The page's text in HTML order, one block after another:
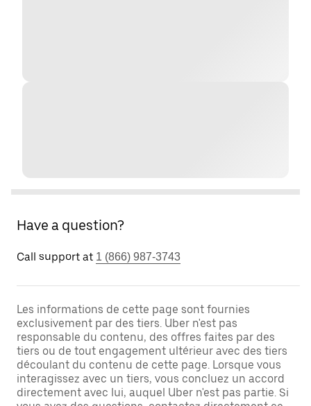
Have a question?
Call support at 1 (866) 987-3743
Les informations de cette page sont fournies
exclusivement par des tiers. Uber n'est pas
responsable du contenu, des offres faites par des
tiers ou de tout engagement ultérieur avec des tiers
découlant du contenu de cette page. Lorsque vous
interagissez avec un tiers, vous concluez un accord
directement avec lui, auquel Uber n'est pas partie. Si